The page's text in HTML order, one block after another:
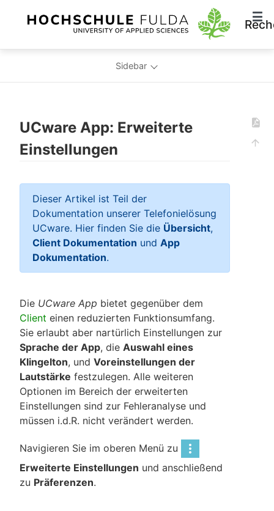
Sidebar
UCware App: Erweiterte
Einstellungen
Dieser Artikel ist Teil der
Dokumentation unserer Telefonielösung
UCware. Hier finden Sie die Übersicht,
Client Dokumentation und App
Dokumentation.
Die UCware App bietet gegenüber dem
Client einen reduzierten Funktionsumfang.
Sie erlaubt aber nartürlich Einstellungen zur
Sprache der App, die Auswahl eines
Klingelton, und Voreinstellungen der
Lautstärke festzulegen. Alle weiteren
Optionen im Bereich der erweiterten
Einstellungen sind zur Fehleranalyse und
müssen i.d.R. nicht verändert werden.
Navigieren Sie im oberen Menü zu
Erweiterte Einstellungen und anschließend
zu Präferenzen.